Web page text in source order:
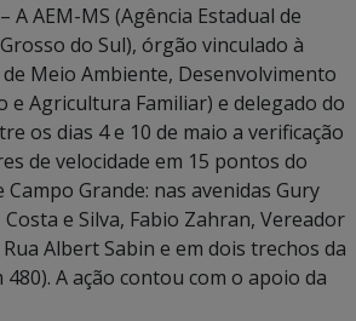
A AEM-MS (Agência Estadual de
do Sul), órgão vinculado à
Meio Ambiente, Desenvolvimento
e Agricultura Familiar) e delegado do
os dias 4 e 10 de maio a verificação
de velocidade em 15 pontos do
Grande: nas avenidas Gury
e Silva, Fabio Zahran, Vereador
Albert Sabin e em dois trechos da
480). A ação contou com o apoio da